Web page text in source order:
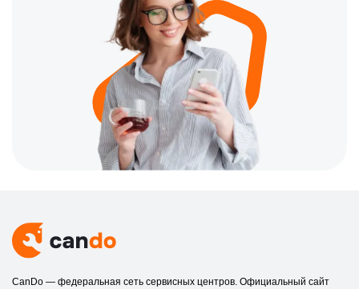
CanDo — федеральная сеть сервисных центров. Официальный сайт